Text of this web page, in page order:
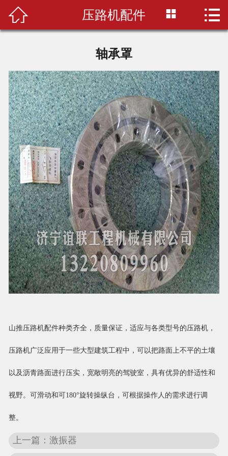
首页
配件百科
选购指南
配件仓库
联系我们
 压路机配件  
轴承罩
山推压路机配件种类齐全，质量保证，适应与各类型号的压路机，
压路机广泛应用于一些大型建筑工程中，可以把路面上不平的土壤
以及沥青路面进行压实，宽敞明亮的驾驶室，具有优异的舒适性和
视野。可滑动和可180°旋转操纵台，可根据操作人的需求进行调
整。
上一篇：激振器